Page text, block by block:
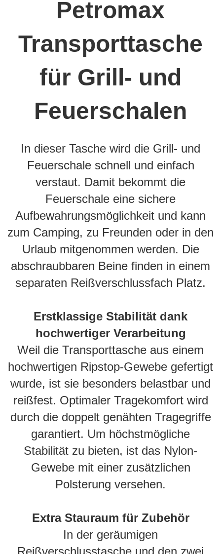
Petromax
Transporttasche
für Grill- und
Feuerschalen
In dieser Tasche wird die Grill- und
Feuerschale schnell und einfach
verstaut. Damit bekommt die
Feuerschale eine sichere
Aufbewahrungsmöglichkeit und kann
zum Camping, zu Freunden oder in den
Urlaub mitgenommen werden. Die
abschraubbaren Beine finden in einem
separaten Reißverschlussfach Platz.
Erstklassige Stabilität dank
hochwertiger Verarbeitung
Weil die Transporttasche aus einem
hochwertigen Ripstop-Gewebe gefertigt
wurde, ist sie besonders belastbar und
reißfest. Optimaler Tragekomfort wird
durch die doppelt genähten Tragegriffe
garantiert. Um höchstmögliche
Stabilität zu bieten, ist das Nylon-
Gewebe mit einer zusätzlichen
Polsterung versehen.
Extra Stauraum für Zubehör
In der geräumigen
Reißverschlusstasche und den zwei